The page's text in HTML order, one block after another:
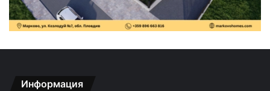
Информация